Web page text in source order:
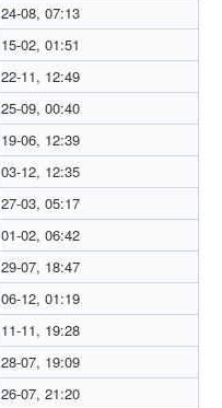
24-08, 07:13
15-02, 01:51
22-11, 12:49
25-09, 00:40
19-06, 12:39
03-12, 12:35
27-03, 05:17
01-02, 06:42
29-07, 18:47
06-12, 01:19
11-11, 19:28
28-07, 19:09
26-07, 21:20